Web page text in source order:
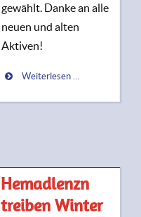
gewählt. Danke an alle
neuen und alten
Aktiven!
Weiterlesen …
Hemadlenzn
treiben Winter